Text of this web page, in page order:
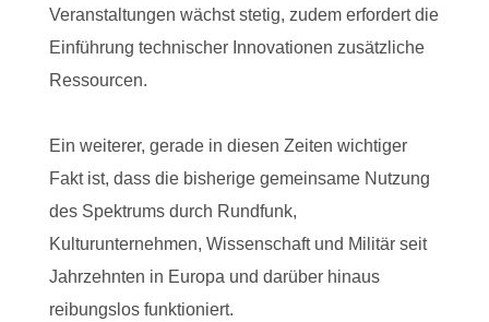
Veranstaltungen wächst stetig, zudem erfordert die
Einführung technischer Innovationen zusätzliche
Ressourcen.
Ein weiterer, gerade in diesen Zeiten wichtiger
Fakt ist, dass die bisherige gemeinsame Nutzung
des Spektrums durch Rundfunk,
Kulturunternehmen, Wissenschaft und Militär seit
Jahrzehnten in Europa und darüber hinaus
reibungslos funktioniert.